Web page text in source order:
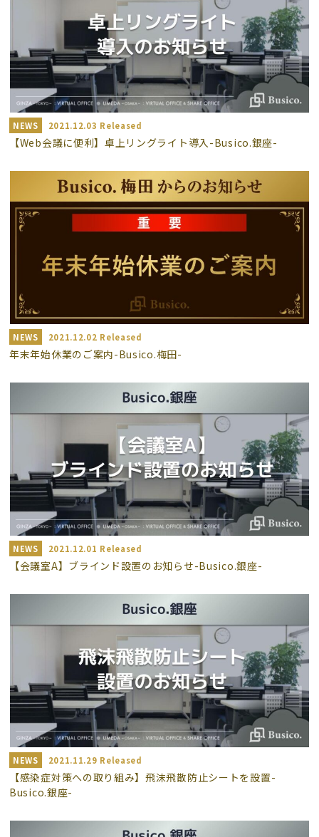
NEWS 2021.12.03 Released
【Web会議に便利】卓上リングライト導入-Busico.銀座-
NEWS 2021.12.02 Released
年末年始休業のご案内-Busico.梅田-
NEWS 2021.12.01 Released
【会議室A】ブラインド設置のお知らせ-Busico.銀座-
NEWS 2021.11.29 Released
【感染症対策への取り組み】飛沫飛散防止シートを設置-
Busico.銀座-